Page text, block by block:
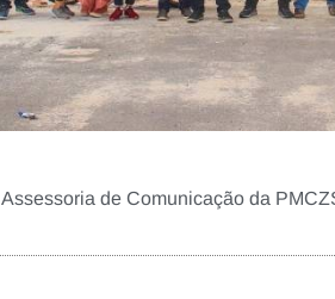
Assessoria de Comunicação da